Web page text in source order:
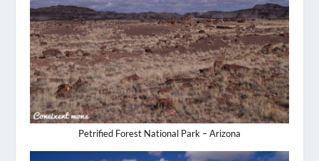
Petrified Forest National Park – Arizona